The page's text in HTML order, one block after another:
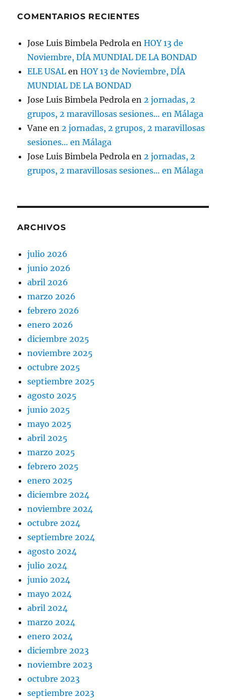
COMENTARIOS RECIENTES
Jose Luis Bimbela Pedrola enHOY 13 de
Noviembre, DÍA MUNDIAL DE LA BONDAD
ELE USAL enHOY 13 de Noviembre, DÍA
MUNDIAL DE LA BONDAD
Jose Luis Bimbela Pedrola en2 jornadas, 2
grupos, 2 maravillosas sesiones… en Málaga
Vane en2 jornadas, 2 grupos, 2 maravillosas
sesiones… en Málaga
Jose Luis Bimbela Pedrola en2 jornadas, 2
grupos, 2 maravillosas sesiones… en Málaga
ARCHIVOS
julio 2026
junio 2026
abril 2026
marzo 2026
febrero 2026
enero 2026
diciembre 2025
noviembre 2025
octubre 2025
septiembre 2025
agosto 2025
junio 2025
mayo 2025
abril 2025
marzo 2025
febrero 2025
enero 2025
diciembre 2024
noviembre 2024
octubre 2024
septiembre 2024
agosto 2024
julio 2024
junio 2024
mayo 2024
abril 2024
marzo 2024
enero 2024
diciembre 2023
noviembre 2023
octubre 2023
septiembre 2023